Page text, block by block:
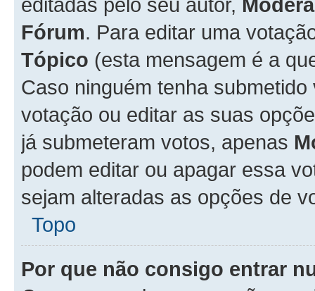
Fórum. Para editar uma
Tópico (esta mensagem é a
Caso ninguém tenha
votação ou editar as suas
já submeteram votos, apenas
podem editar ou apagar essa
sejam alteradas as opções de
Topo
Por que não consigo entrar